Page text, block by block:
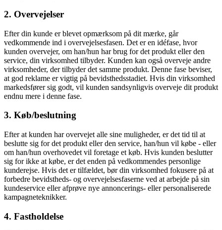
2. Overvejelser
Efter din kunde er blevet opmærksom på dit mærke, går
vedkommende ind i overvejelsesfasen. Det er en idéfase, hvor
kunden overvejer, om han/hun har brug for det produkt eller den
service, din virksomhed tilbyder. Kunden kan også overveje andre
virksomheder, der tilbyder det samme produkt. Denne fase beviser,
at god reklame er vigtig på bevidsthedsstadiet. Hvis din virksomhed
markedsfører sig godt, vil kunden sandsynligvis overveje dit produkt
endnu mere i denne fase.
3. Køb/beslutning
Efter at kunden har overvejet alle sine muligheder, er det tid til at
beslutte sig for det produkt eller den service, han/hun vil købe - eller
om han/hun overhovedet vil foretage et køb. Hvis kunden beslutter
sig for ikke at købe, er det enden på vedkommendes personlige
kunderejse. Hvis det er tilfældet, bør din virksomhed fokusere på at
forbedre bevidstheds- og overvejelsesfaserne ved at arbejde på sin
kundeservice eller afprøve nye annoncerings- eller personaliserede
kampagneteknikker.
4. Fastholdelse